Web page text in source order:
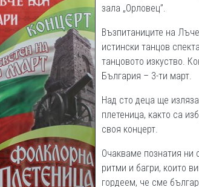
зала „Орловец”.
Възпитаниците на
истински танцов
танцовото изкуство.
България – 3-ти март.
Над сто деца ще
плетеница, както са
своя концерт.
Очакваме познатия ни
ритми и багри, които
гордеем, че сме